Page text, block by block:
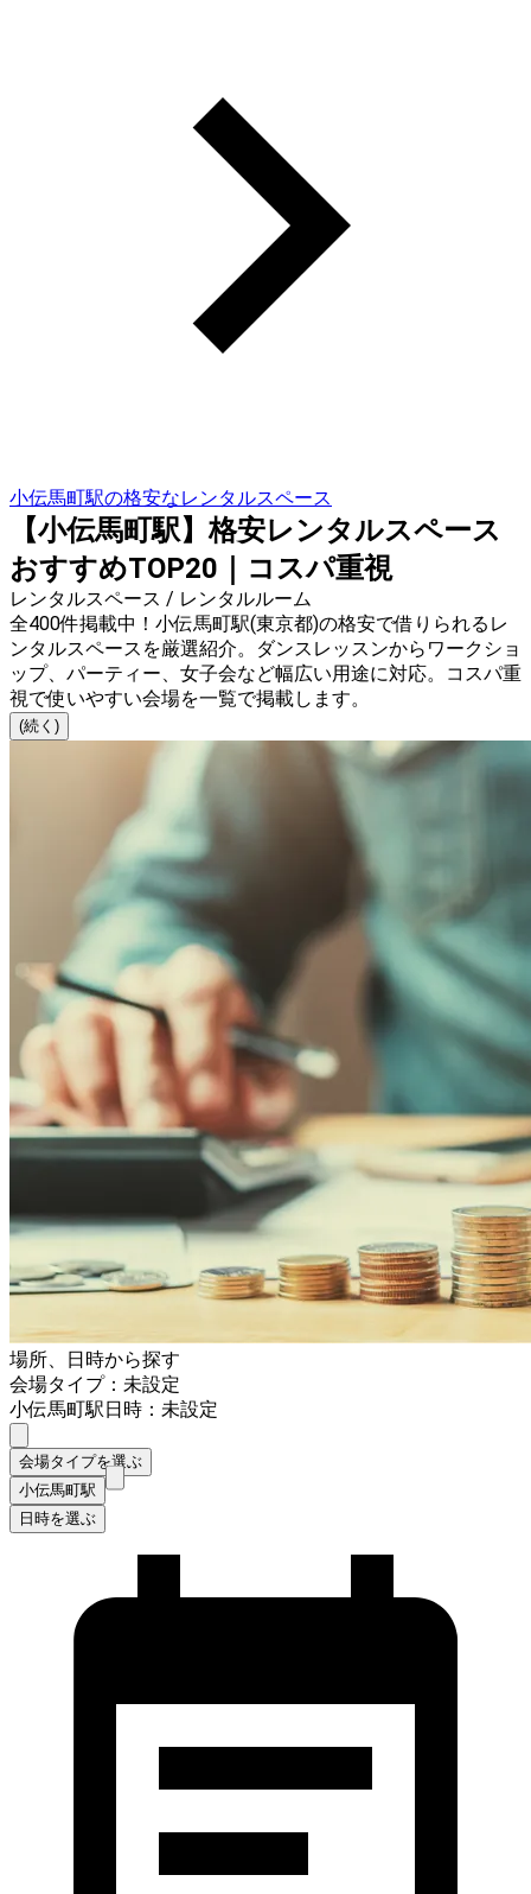
小伝馬町駅の格安なレンタルスペース
【小伝馬町駅】格安レンタルスペース
おすすめTOP20｜コスパ重視
レンタルスペース / レンタルルーム
全400件掲載中！小伝馬町駅(東京都)の格安で借りられるレ
ンタルスペースを厳選紹介。ダンスレッスンからワークショ
ップ、パーティー、女子会など幅広い用途に対応。コスパ重
視で使いやすい会場を一覧で掲載します。
(続く)
場所、日時から探す
会場タイプ：未設定
小伝馬町駅日時：未設定
会場タイプを選ぶ
小伝馬町駅
日時を選ぶ